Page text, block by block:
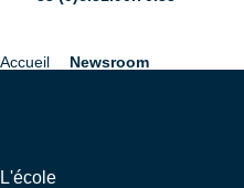
Fil
Accueil Newsroom
L'école